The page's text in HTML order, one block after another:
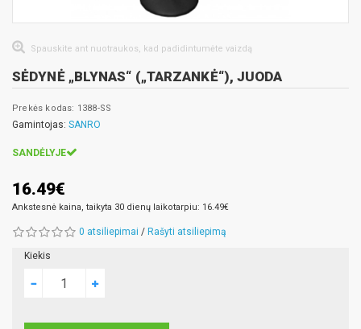
Spauskite ant nuotraukos, kad padidintumėte vaizdą
SĖDYNĖ „BLYNAS“ („TARZANKĖ“), JUODA
Prekės kodas: 1388-SS
Gamintojas: SANRO
SANDĖLYJE
16.49€
Ankstesnė kaina, taikyta 30 dienų laikotarpiu: 16.49€
0 atsiliepimai / Rašyti atsiliepimą
Kiekis